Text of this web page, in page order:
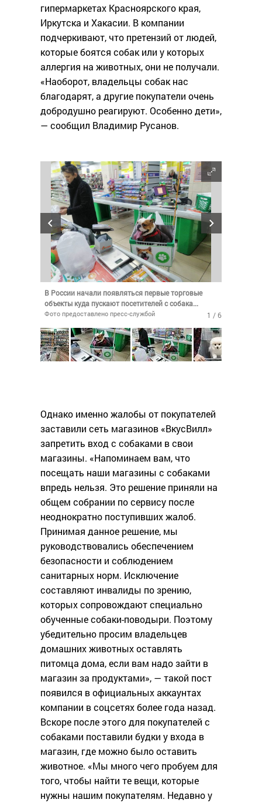
гипермаркетах Красноярского края,
Иркутска и Хакасии. В компании
подчеркивают, что претензий от людей,
которые боятся собак или у которых
аллергия на животных, они не получали.
«Наоборот, владельцы собак нас
благодарят, а другие покупатели очень
добродушно реагируют. Особенно дети»,
— сообщил Владимир Русанов.
В России начали появляться первые торговые
объекты куда пускают посетителей с собака...
Фото предоставлено пресс-службой 1 / 6
Однако именно жалобы от покупателей
заставили сеть магазинов «ВкусВилл»
запретить вход с собаками в свои
магазины. «Напоминаем вам, что
посещать наши магазины с собаками
впредь нельзя. Это решение приняли на
общем собрании по сервису после
неоднократно поступивших жалоб.
Принимая данное решение, мы
руководствовались обеспечением
безопасности и соблюдением
санитарных норм. Исключение
составляют инвалиды по зрению,
которых сопровождают специально
обученные собаки-поводыри. Поэтому
убедительно просим владельцев
домашних животных оставлять
питомца дома, если вам надо зайти в
магазин за продуктами», — такой пост
появился в официальных аккаунтах
компании в соцсетях более года назад.
Вскоре после этого для покупателей с
собаками поставили будки у входа в
магазин, где можно было оставить
животное. «Мы много чего пробуем для
того, чтобы найти те вещи, которые
нужны нашим покупателям. Недавно у